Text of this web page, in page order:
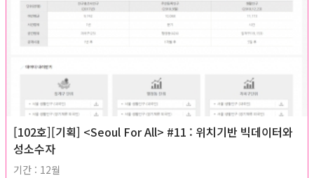
[102호][기획] <Seoul For All> #11 : 위치기반 빅데이터와
성소수자
기간 : 12월